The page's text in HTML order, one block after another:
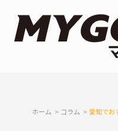
ホーム コラム 愛知でお